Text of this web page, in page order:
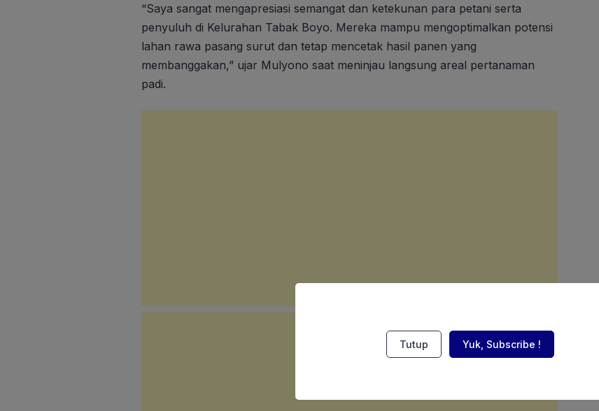
“Saya sangat mengapresiasi semangat dan ketekunan para petani serta
penyuluh di Kelurahan Tabak Boyo. Mereka mampu mengoptimalkan potensi
lahan rawa pasang surut dan tetap mencetak hasil panen yang
membanggakan,” ujar Mulyono saat meninjau langsung areal pertanaman
padi.
Tutup Yuk, Subscribe !